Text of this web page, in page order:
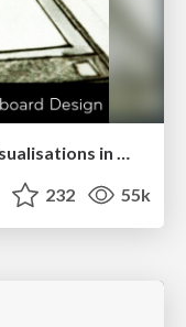
Designing Dashboards & Data Visualisations in Web Apps
232 55k